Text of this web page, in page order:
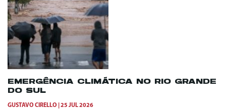
EMERGÊNCIA CLIMÁTICA NO RIO GRANDE
DO SUL
GUSTAVO CIRELLO 25 JUL 2026